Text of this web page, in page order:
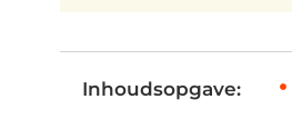
Inhoudsopgave: